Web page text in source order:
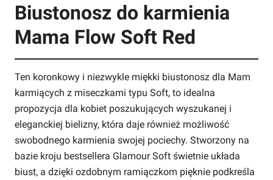
Biustonosz do karmienia
Mama Flow Soft Red
Ten koronkowy i niezwykle miękki biustonosz dla Mam
karmiących z miseczkami typu Soft, to idealna
propozycja dla kobiet poszukujących wyszukanej i
eleganckiej bielizny, która daje również możliwość
swobodnego karmienia swojej pociechy. Stworzony na
bazie kroju bestsellera Glamour Soft świetnie układa
biust, a dzięki ozdobnym ramiączkom pięknie podkreśla